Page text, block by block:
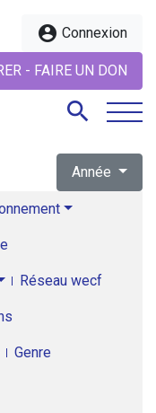
account_circle Connexion
- FAIRE UN DON
search
Année
Réseau wecf
Genre